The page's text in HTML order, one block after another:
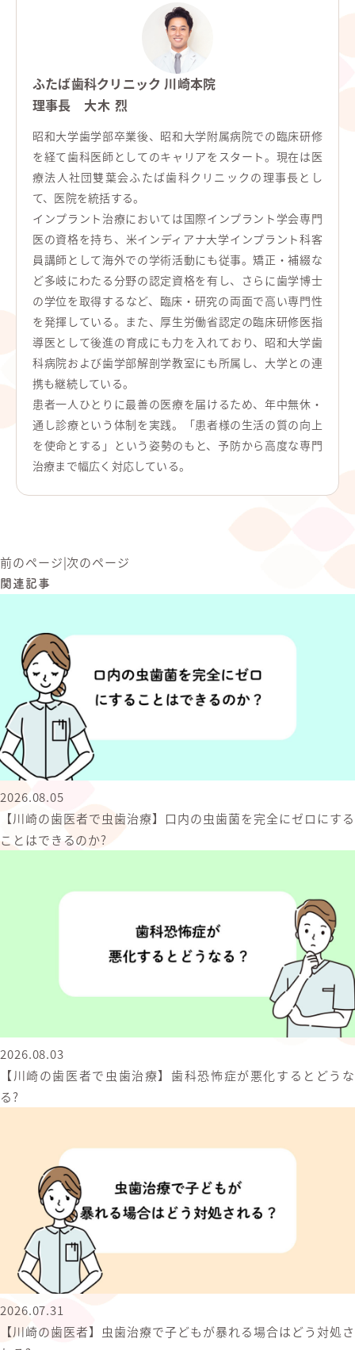
ふたば歯科クリニック 川崎本院
理事長 大木 烈
昭和大学歯学部卒業後、昭和大学附属病院での臨床研修
を経て歯科医師としてのキャリアをスタート。現在は医
療法人社団雙葉会ふたば歯科クリニックの理事長とし
て、医院を統括する。
インプラント治療においては国際インプラント学会専門
医の資格を持ち、米インディアナ大学インプラント科客
員講師として海外での学術活動にも従事。矯正・補綴な
ど多岐にわたる分野の認定資格を有し、さらに歯学博士
の学位を取得するなど、臨床・研究の両面で高い専門性
を発揮している。また、厚生労働省認定の臨床研修医指
導医として後進の育成にも力を入れており、昭和大学歯
科病院および歯学部解剖学教室にも所属し、大学との連
携も継続している。
患者一人ひとりに最善の医療を届けるため、年中無休・
通し診療という体制を実践。「患者様の生活の質の向上
を使命とする」という姿勢のもと、予防から高度な専門
治療まで幅広く対応している。
前のページ|次のページ
関連記事
2026.08.05
【川崎の歯医者で虫歯治療】口内の虫歯菌を完全にゼロにする
ことはできるのか?
2026.08.03
【川崎の歯医者で虫歯治療】歯科恐怖症が悪化するとどうな
る?
2026.07.31
【川崎の歯医者】虫歯治療で子どもが暴れる場合はどう対処さ